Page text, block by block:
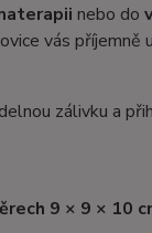
nebo do
vás příjemně
zálivku a
9 × 9 × 10